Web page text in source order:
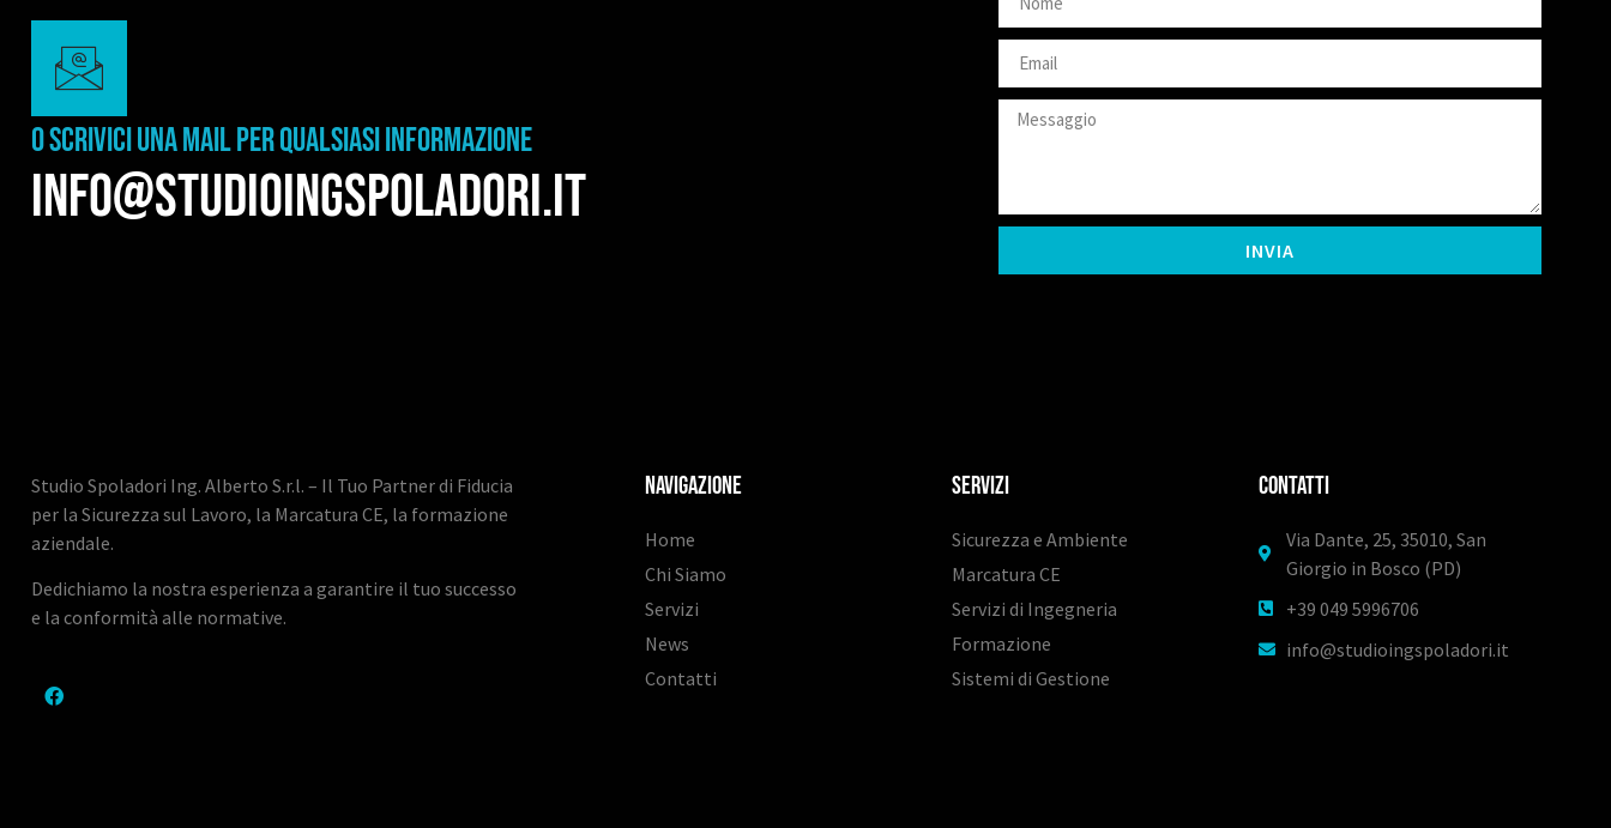
O SCRIVICI UNA MAIL PER QUALSIASI INFORMAZIONE
info@studioingspoladori.it
INVIA
Studio Spoladori Ing. Alberto S.r.l. – Il Tuo Partner di Fiducia
per la Sicurezza sul Lavoro, la Marcatura CE, la formazione
aziendale.
Dedichiamo la nostra esperienza a garantire il tuo successo
e la conformità alle normative.
Navigazione
Home
Chi Siamo
Servizi
News
Contatti
SERVIZI
Sicurezza e Ambiente
Marcatura CE
Servizi di Ingegneria
Formazione
Sistemi di Gestione
ContaTTI
Via Dante, 25, 35010, San
Giorgio in Bosco (PD)
+39 049 5996706
info@studioingspoladori.it